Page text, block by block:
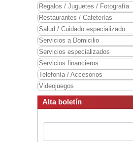
Regalos / Juguetes / Fotografía
Restaurantes / Cafeterías
Salud / Cuidado especializado
Servicios a Domicilio
Servicios especializados
Servicios financieros
Telefonía / Accesorios
Videojuegos
Alta boletín